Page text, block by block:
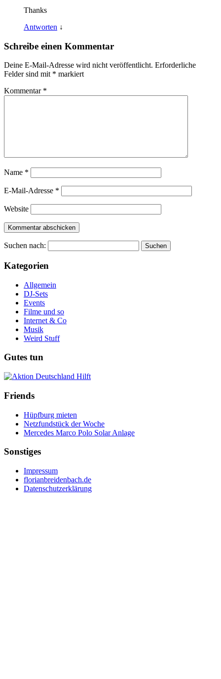
Thanks
Antworten ↓
Schreibe einen Kommentar
Deine E-Mail-Adresse wird nicht veröffentlicht. Erforderliche
Felder sind mit * markiert
Kommentar *
Name *
E-Mail-Adresse *
Website
Suchen nach:
Kategorien
Allgemein
DJ-Sets
Events
Filme und so
Internet & Co
Musik
Weird Stuff
Gutes tun
Friends
Hüpfburg mieten
Netzfundstück der Woche
Mercedes Marco Polo Solar Anlage
Sonstiges
Impressum
florianbreidenbach.de
Datenschutzerklärung